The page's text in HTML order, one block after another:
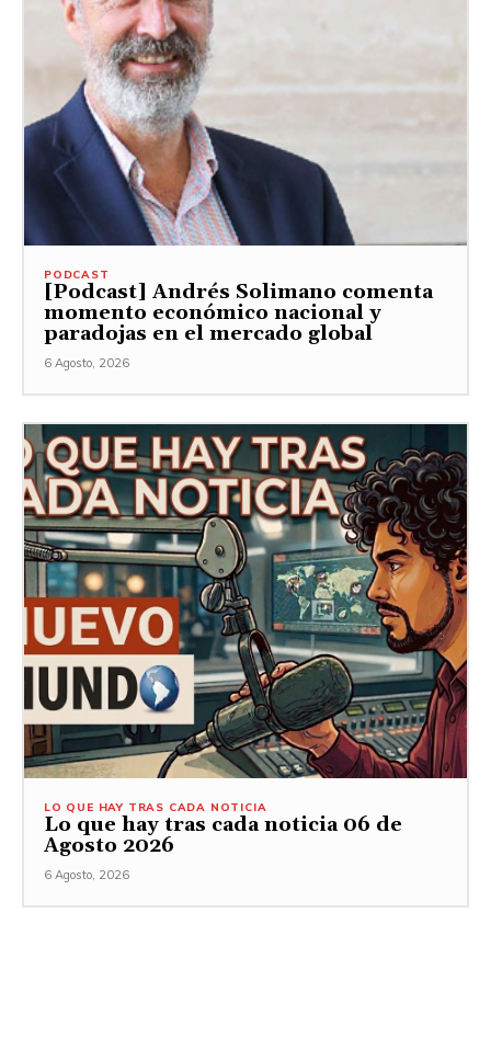
PODCAST
[Podcast] Andrés Solimano comenta
momento económico nacional y
paradojas en el mercado global
6 Agosto, 2026
LO QUE HAY TRAS CADA NOTICIA
Lo que hay tras cada noticia 06 de
Agosto 2026
6 Agosto, 2026